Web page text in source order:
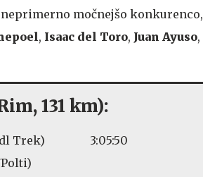
neprimerno močnejšo
, Isaac del Toro, Juan Ayuso,
131 km):
Lidl Trek) 3:05:50